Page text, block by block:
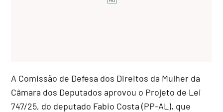
A Comissão de Defesa dos Direitos da Mulher da
Câmara dos Deputados aprovou o Projeto de Lei
747/25, do deputado Fabio Costa (PP-AL), que